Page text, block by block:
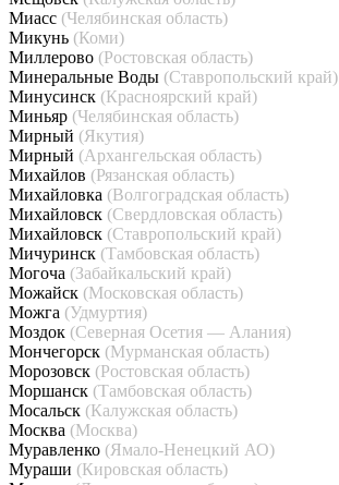
Миасс (Челябинская область)
Микунь (Коми)
Миллерово (Ростовская область)
Минеральные Воды (Ставропольский край)
Минусинск (Красноярский край)
Миньяр (Челябинская область)
Мирный (Якутия)
Мирный (Архангельская область)
Михайлов (Рязанская область)
Михайловка (Волгоградская область)
Михайловск (Свердловская область)
Михайловск (Ставропольский край)
Мичуринск (Тамбовская область)
Могоча (Забайкальский край)
Можайск (Московская область)
Можга (Удмуртия)
Моздок (Северная Осетия — Алания)
Мончегорск (Мурманская область)
Морозовск (Ростовская область)
Моршанск (Тамбовская область)
Мосальск (Калужская область)
Москва (Москва)
Муравленко (Ямало-Ненецкий АО)
Мураши (Кировская область)